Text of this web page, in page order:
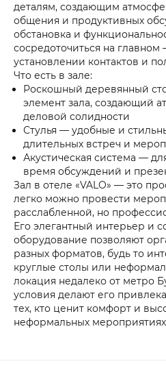
деталям, создающим
общения и продуктивных
обстановка и
сосредоточиться на
установлении контактов и
Что есть в зале:
Роскошный деревянный
элемент зала, создающий
деловой солидности
Стулья — удобные и
длительных встреч и
Акустическая система —
время обсуждений и
Зал в отеле «VALO» — это
легко можно провести
расслабленной, но
Его элегантный интерьер и
оборудование позволяют
разных форматов, будь то
круглые столы или
локация недалеко от метро
условия делают его
тех, кто ценит комфорт и
неформальных